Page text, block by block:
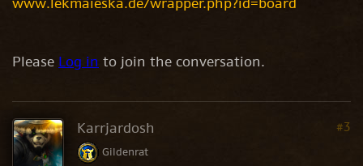
Please Log in to join the conversation.
Karrjardosh
Gildenrat
#3